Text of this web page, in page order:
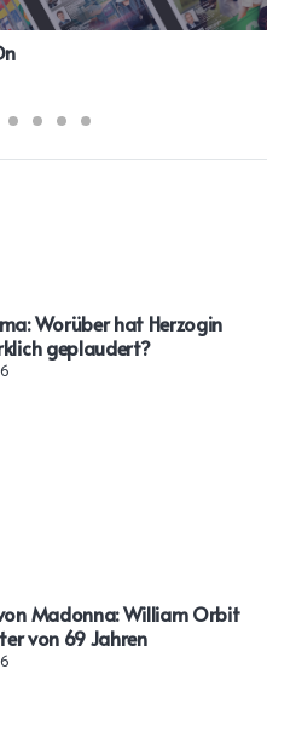
Worüber hat Herzogin
geplaudert?
Madonna: William Orbit
von 69 Jahren